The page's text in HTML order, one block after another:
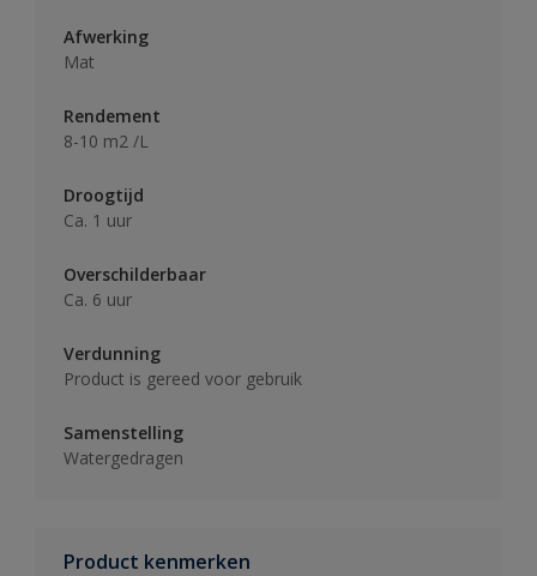
Afwerking
Mat
Rendement
8-10 m2 /L
Droogtijd
Ca. 1 uur
Overschilderbaar
Ca. 6 uur
Verdunning
Product is gereed voor gebruik
Samenstelling
Watergedragen
Product kenmerken